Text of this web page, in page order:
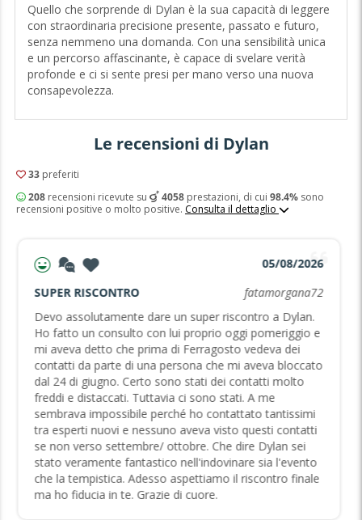
Quello che sorprende di Dylan è la sua capacità di leggere
con straordinaria precisione presente, passato e futuro,
senza nemmeno una domanda. Con una sensibilità unica
e un percorso affascinante, è capace di svelare verità
profonde e ci si sente presi per mano verso una nuova
consapevolezza.
Le recensioni di Dylan
33preferiti
208recensioni ricevute su 4058prestazioni, di cui 98.4%sono
recensioni positive o molto positive. Consulta il dettaglio
05/08/2026
SUPER RISCONTRO
fatamorgana72
Devo assolutamente dare un super riscontro a Dylan.
Ho fatto un consulto con lui proprio oggi pomeriggio e
mi aveva detto che prima di Ferragosto vedeva dei
contatti da parte di una persona che mi aveva bloccato
dal 24 di giugno. Certo sono stati dei contatti molto
freddi e distaccati. Tuttavia ci sono stati. A me
sembrava impossibile perché ho contattato tantissimi
tra esperti nuovi e nessuno aveva visto questi contatti
se non verso settembre/ ottobre. Che dire Dylan sei
stato veramente fantastico nell'indovinare sia l'evento
che la tempistica. Adesso aspettiamo il riscontro finale
ma ho fiducia in te. Grazie di cuore.